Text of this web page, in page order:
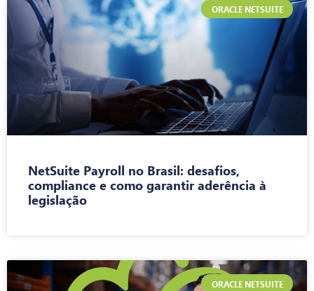
ORACLE NETSUITE
NetSuite Payroll no Brasil: desafios,
compliance e como garantir aderência à
legislação
ORACLE NETSUITE